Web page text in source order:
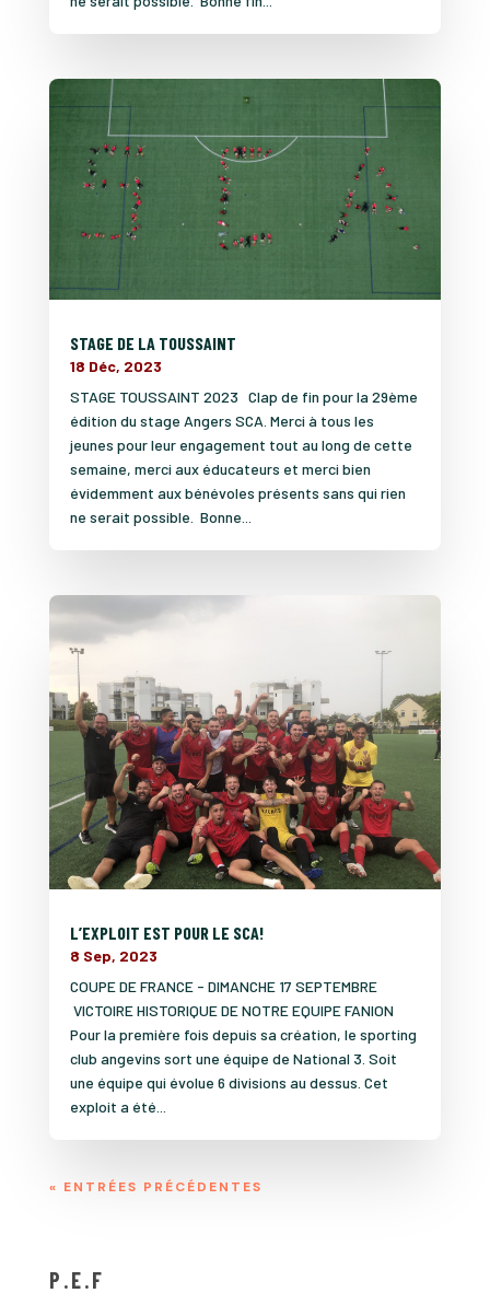
STAGE DE LA TOUSSAINT
18 Déc, 2023
STAGE TOUSSAINT 2023 Clap de fin pour la 29ème
édition du stage Angers SCA. Merci à tous les
jeunes pour leur engagement tout au long de cette
semaine, merci aux éducateurs et merci bien
évidemment aux bénévoles présents sans qui rien
ne serait possible. Bonne...
L’EXPLOIT EST POUR LE SCA!
8 Sep, 2023
COUPE DE FRANCE - DIMANCHE 17 SEPTEMBRE
VICTOIRE HISTORIQUE DE NOTRE EQUIPE FANION
Pour la première fois depuis sa création, le sporting
club angevins sort une équipe de National 3. Soit
une équipe qui évolue 6 divisions au dessus. Cet
exploit a été...
« ENTRÉES PRÉCÉDENTES
P.E.F